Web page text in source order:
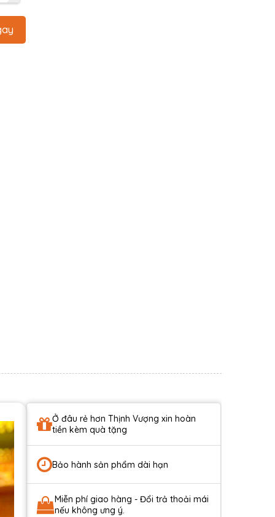
Ở đâu rẻ hơn Thịnh Vượng xin hoàn
tiền kèm quà tặng
Bảo hành sản phẩm dài hạn
Miễn phí giao hàng - Đổi trả thoải mái
nếu không ưng ý.